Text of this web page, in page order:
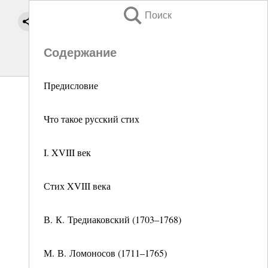
Поиск
Содержание
Предисловие
Что такое русский стих
I. XVIII век
Стих XVIII века
В. К. Тредиаковский (1703–1768)
М. В. Ломоносов (1711–1765)